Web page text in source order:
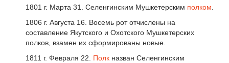
1801 г. Марта 31. Селенгинским Мушкетерским полком.
1806 г. Августа 16. Восемь рот отчислены на
составление Якутского и Охотского Мушкетерских
полков, взамен их сформированы новые.
1811 г. Февраля 22. Полк назван Селенгинским